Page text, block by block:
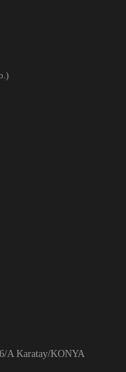
A Karatay/KONYA